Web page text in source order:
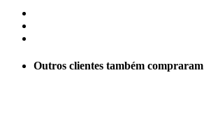
Outros clientes também compraram